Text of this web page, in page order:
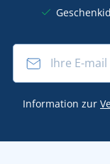
Information zur